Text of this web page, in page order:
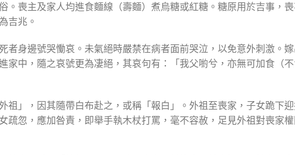
。喪主及家人均進食麵線（壽麵）煮烏糖或紅糖。糖原用於吉事，
吉兆。
者身邊號哭慟哀。未氣絕時嚴禁在病者面前哭泣，以免意外刺激。
家中，隨之哀號更為凄絕，其哀句有：「我父喲兮，亦無可加食（
祖」，因其隨帶白布赴之，或稱「報白」。外祖至喪家，子女跪下
疏忽，應加咎責，即舉手執木杖打罵，毫不容赦，足見外祖對喪家